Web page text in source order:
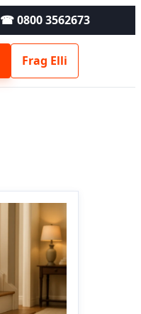
☎ 0800 3562673
Frag Elli